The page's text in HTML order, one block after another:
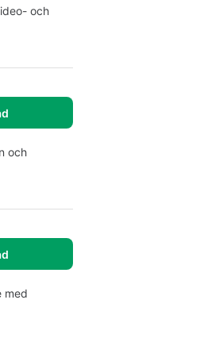
och
och
med